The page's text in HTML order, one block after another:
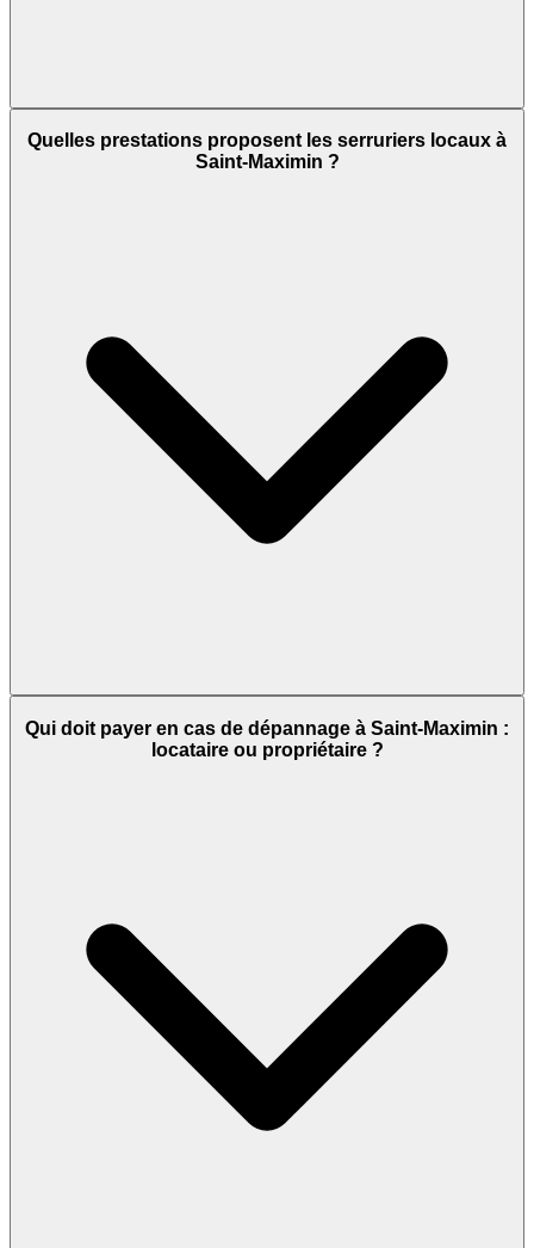
Quelles prestations proposent les serruriers locaux à
Saint-Maximin ?
Qui doit payer en cas de dépannage à Saint-Maximin :
locataire ou propriétaire ?